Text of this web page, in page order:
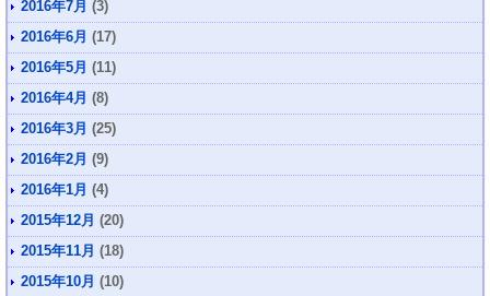
2016年7月 (3)
2016年6月 (17)
2016年5月 (11)
2016年4月 (8)
2016年3月 (25)
2016年2月 (9)
2016年1月 (4)
2015年12月 (20)
2015年11月 (18)
2015年10月 (10)